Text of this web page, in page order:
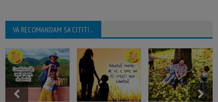
VA RECOMANDAM SA CITITI...